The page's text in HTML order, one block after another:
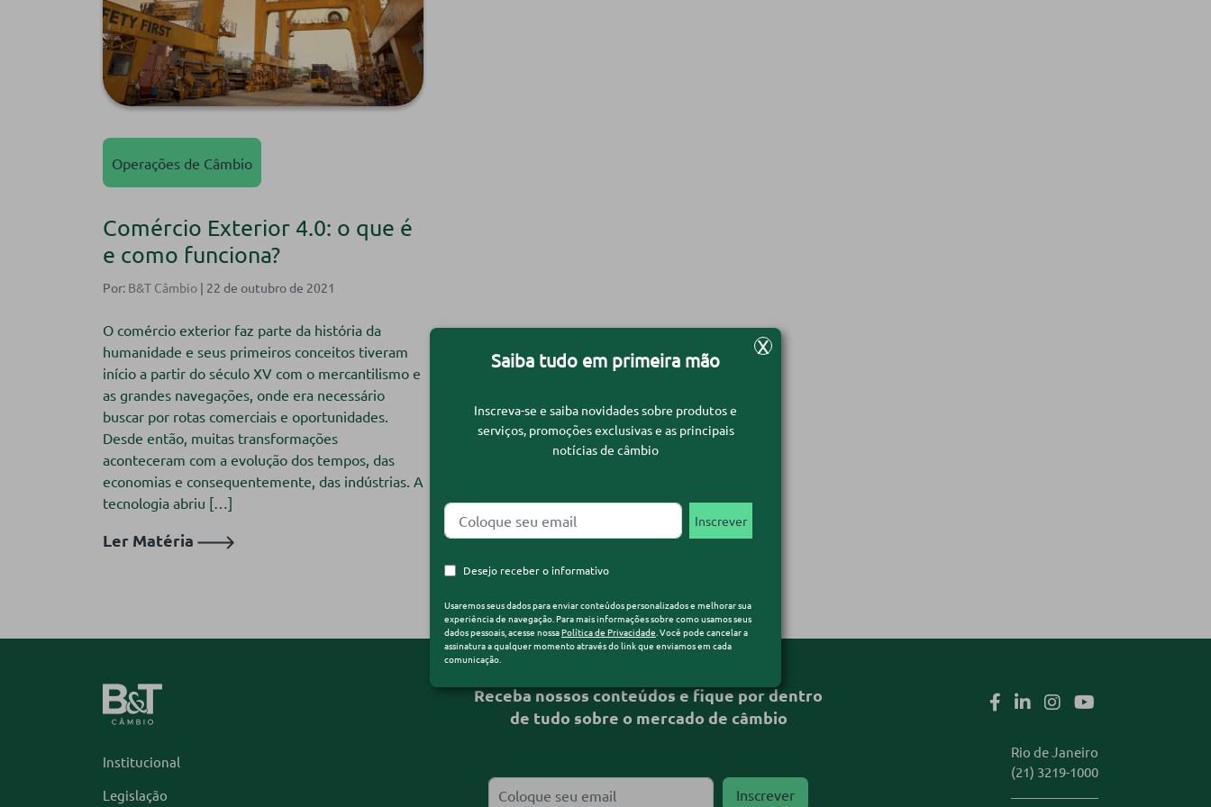
Operações de Câmbio
Comércio Exterior 4.0: o que é
e como funciona?
Por: B&T Câmbio | 22 de outubro de 2021
O comércio exterior faz parte da história da
humanidade e seus primeiros conceitos tiveram
início a partir do século XV com o mercantilismo e
as grandes navegações, onde era necessário
buscar por rotas comerciais e oportunidades.
Desde então, muitas transformações
aconteceram com a evolução dos tempos, das
economias e consequentemente, das indústrias. A
tecnologia abriu […]
Ler Matéria
Institucional
Legislação
Receba nossos conteúdos e fique por dentro
de tudo sobre o mercado de câmbio
Rio de Janeiro
(21) 3219-1000
X
Saiba tudo em primeira mão
Inscreva-se e saiba novidades sobre produtos e
serviços, promoções exclusivas e as principais
notícias de câmbio
Desejo receber o informativo
Usaremos seus dados para enviar conteúdos personalizados e melhorar sua
experiência de navegação. Para mais informações sobre como usamos seus
dados pessoais, acesse nossaPolítica de Privacidade. Você pode cancelar a
assinatura a qualquer momento através do link que enviamos em cada
comunicação.